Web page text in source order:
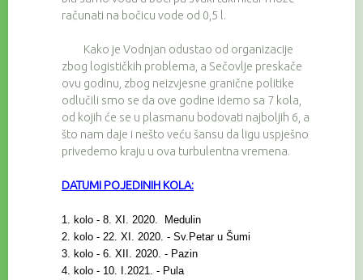
računati na bočicu vode od 0,5 l.
Kako je Vodnjan odustao od organizacije
zbog logističkih problema, a Sečovlje preskače
ovu godinu, zbog neizvjesne granične politike
odlučili smo se da ove godine idemo sa 7 kola,
od kojih će se u plasmanu bodovati najboljih 6, a
što nam daje i nešto veću šansu da ligu uspješno
privedemo kraju u ova turbulentna vremena.
DATUMI POJEDINIH KOLA:
1. kolo - 8. XI. 2020. Medulin
2. kolo - 22. XI. 2020. - Sv.Petar u Šumi
3. kolo - 6. XII. 2020. - Pazin
4. kolo - 10. I.2021. - Pula